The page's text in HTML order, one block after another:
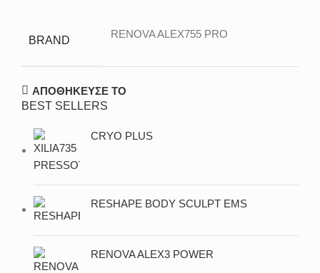
BRAND
RENOVA ALEX755 PRO
ΑΠΟΘΗΚΕΥΣΕ ΤΟ
BEST SELLERS
CRYO PLUS
RESHAPE BODY SCULPT EMS
RENOVA ALEX3 POWER